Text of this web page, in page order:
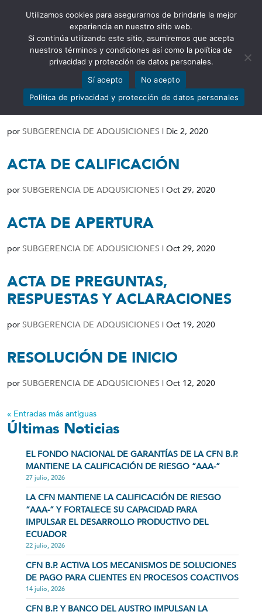
Abrir barra de herramientas
RESOLUCIÓN DE DECLARATORIA
DE DESIERTO
por SUBGERENCIA DE ADQUSICIONES | Dic 2, 2020
ACTA DE CALIFICACIÓN
por SUBGERENCIA DE ADQUSICIONES | Oct 29, 2020
ACTA DE APERTURA
por SUBGERENCIA DE ADQUSICIONES | Oct 29, 2020
ACTA DE PREGUNTAS,
RESPUESTAS Y ACLARACIONES
por SUBGERENCIA DE ADQUSICIONES | Oct 19, 2020
RESOLUCIÓN DE INICIO
por SUBGERENCIA DE ADQUSICIONES | Oct 12, 2020
« Entradas más antiguas
Últimas Noticias
EL FONDO NACIONAL DE GARANTÍAS DE LA CFN B.P.
MANTIENE LA CALIFICACIÓN DE RIESGO “AAA-”
27 julio, 2026
LA CFN MANTIENE LA CALIFICACIÓN DE RIESGO
“AAA-” Y FORTALECE SU CAPACIDAD PARA
IMPULSAR EL DESARROLLO PRODUCTIVO DEL
ECUADOR
22 julio, 2026
CFN B.P. ACTIVA LOS MECANISMOS DE SOLUCIONES
DE PAGO PARA CLIENTES EN PROCESOS COACTIVOS
14 julio, 2026
CFN B.P. Y BANCO DEL AUSTRO IMPULSAN LA
Utilizamos cookies para asegurarnos de brindarle la mejor
experiencia en nuestro sitio web.
Si continúa utilizando este sitio, asumiremos que acepta
nuestros términos y condiciones así como la política de
privacidad y protección de datos personales.
Sí acepto
No acepto
Política de privacidad y protección de datos personales